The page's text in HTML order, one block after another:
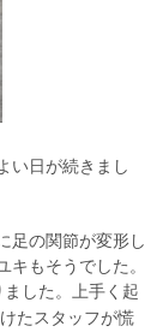
い日が続きまし
足の関節が変形し
もそうでした。
した。上手く起
たスタッフが慌